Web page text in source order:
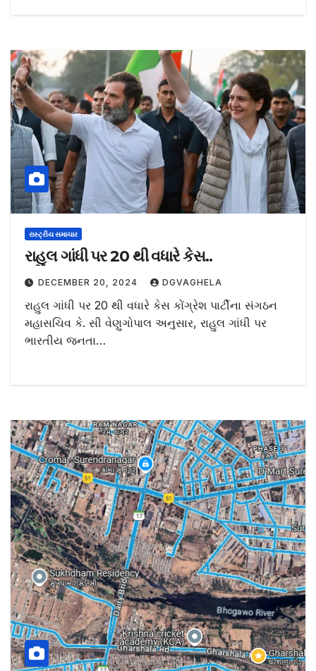
રાસ્ટ્રીય સમાચાર
રાહુલ ગાંધી પર 20 થી વધારે કેસ..
DECEMBER 20, 2024 DGVAGHELA
રાહુલ ગાંધી પર 20 થી વધારે કેસ કોંગ્રેશ પાર્ટીના સંગઠન
મહાસચિવ કે. સી વેણુગોપાલ અનુસાર, રાહુલ ગાંધી પર
ભારતીય જનતા…